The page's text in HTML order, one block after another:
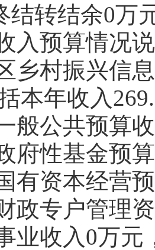
结转结余0万
入预算情况
乡村振兴信
本年收入
般公共预算
府性基金预
有资本经营
政专户管理
业收入0万元